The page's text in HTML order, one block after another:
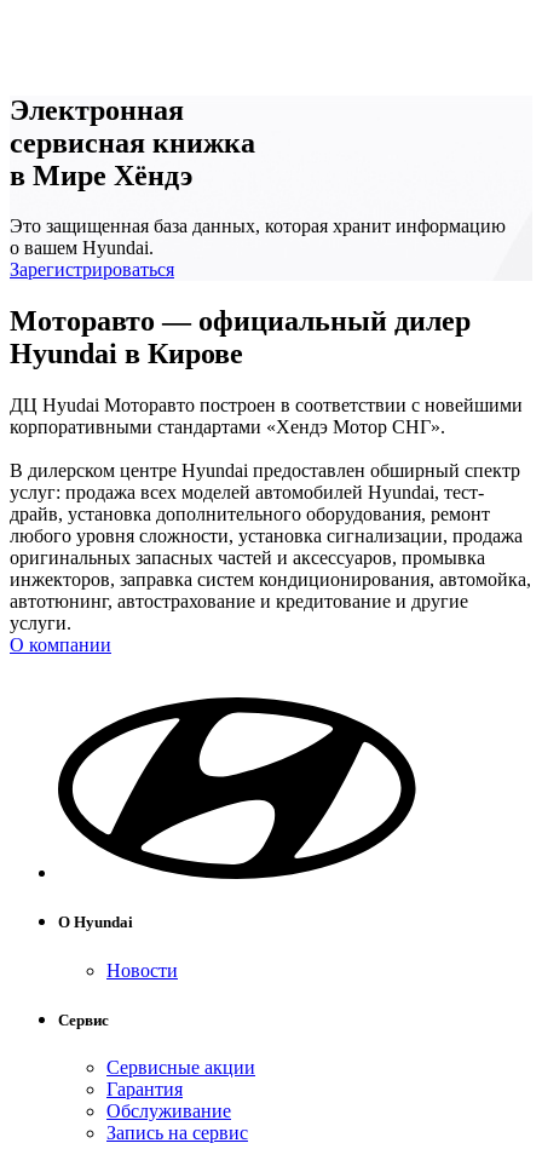
Электронная
сервисная книжка
в Мире Хёндэ
Это защищенная база данных, которая хранит информацию
о вашем Hyundai.
Зарегистрироваться
Моторавто — официальный дилер
Hyundai в Кирове
ДЦ Hyudai Моторавто построен в соответствии с новейшими
корпоративными стандартами «Хендэ Мотор СНГ».
В дилерском центре Hyundai предоставлен обширный спектр
услуг: продажа всех моделей автомобилей Hyundai, тест-
драйв, установка дополнительного оборудования, ремонт
любого уровня сложности, установка сигнализации, продажа
оригинальных запасных частей и аксессуаров, промывка
инжекторов, заправка систем кондиционирования, автомойка,
автотюнинг, автострахование и кредитование и другие
услуги.
О компании
О Hyundai
Новости
Сервис
Сервисные акции
Гарантия
Обслуживание
Запись на сервис